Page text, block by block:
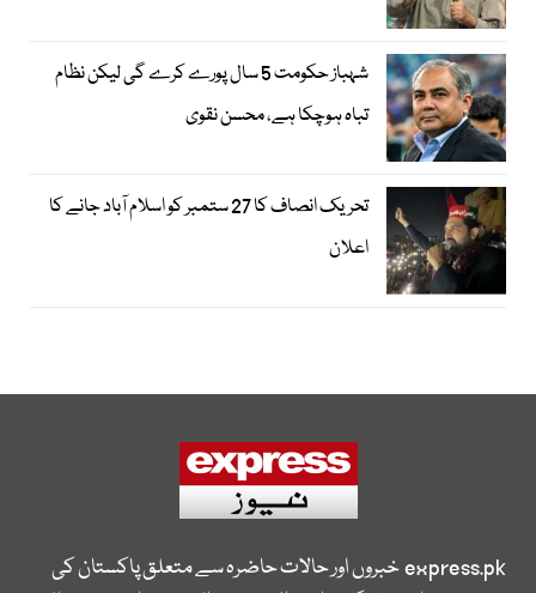
شہباز حکومت 5 سال پورے کرے گی لیکن نظام
تباہ ہوچکا ہے، محسن نقوی
تحریک انصاف کا 27 ستمبر کو اسلام آباد جانے کا
اعلان
express.pkخبروں اور حالات حاضرہ سے متعلق پاکستان کی